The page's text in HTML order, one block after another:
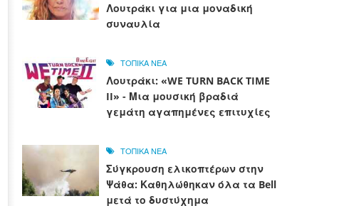
Λουτράκι για μια μοναδική
συναυλία
ΤΟΠΙΚΑ ΝΕΑ
Λουτράκι: «WE TURN BACK TIME
II» - Μια μουσική βραδιά
γεμάτη αγαπημένες επιτυχίες
ΤΟΠΙΚΑ ΝΕΑ
Σύγκρουση ελικοπτέρων στην
Ψάθα: Καθηλώθηκαν όλα τα Bell
μετά το δυστύχημα